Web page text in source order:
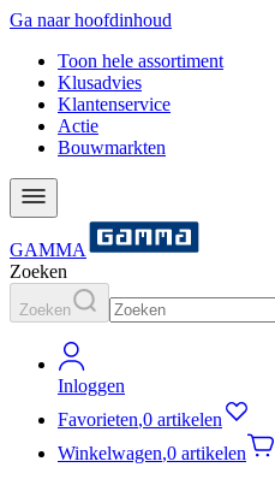
Ga naar hoofdinhoud
Toon hele assortiment
Klusadvies
Klantenservice
Actie
Bouwmarkten
GAMMA
Zoeken
Zoeken
Inloggen
Favorieten,0 artikelen
Winkelwagen,0 artikelen